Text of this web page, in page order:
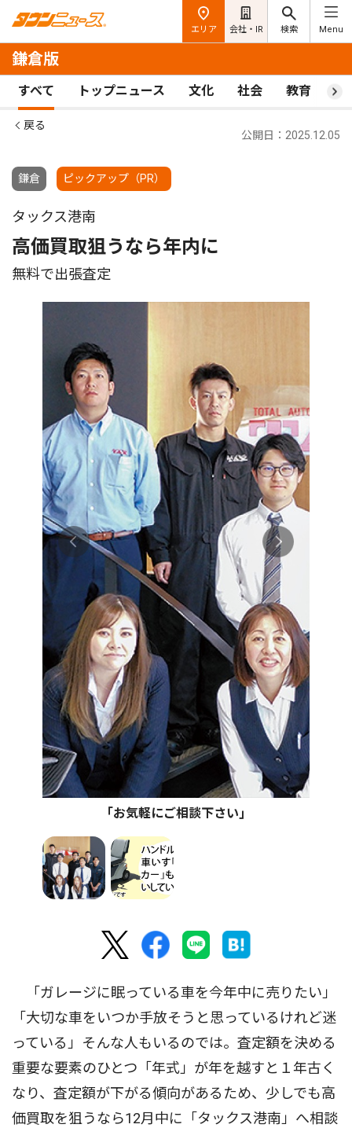
エリア 会社・IR 検索 Menu
鎌倉版
すべて トップニュース 文化 社会 教育 ス
戻る
鎌倉 ピックアップ（PR）
公開日：2025.12.05
タックス港南
高価買取狙うなら年内に
無料で出張査定
｢お気軽にご相談下さい｣
「ガレージに眠っている車を今年中に売りたい」
「大切な車をいつか手放そうと思っているけれど迷
っている」そんな人もいるのでは。査定額を決める
重要な要素のひとつ「年式」が年を越すと１年古く
なり、査定額が下がる傾向があるため、少しでも高
価買取を狙うなら12月中に「タックス港南」へ相談